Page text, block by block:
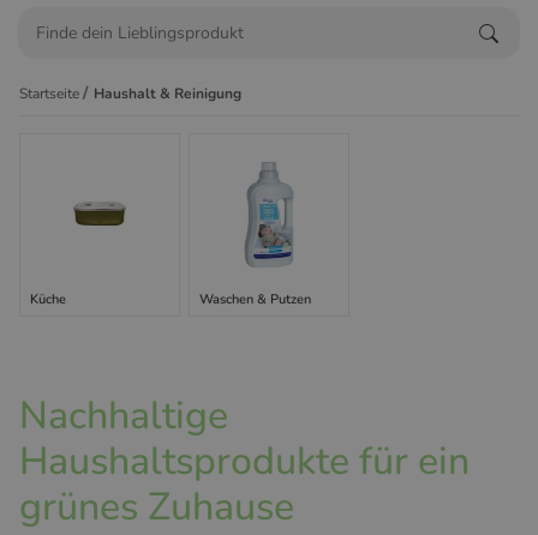
Startseite Haushalt & Reinigung
Küche Waschen & Putzen
Nachhaltige
Haushaltsprodukte für ein
grünes Zuhause